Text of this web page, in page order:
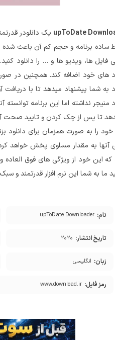
upToDate یک دانلودر
ساده برنامه و حجم کم آن باعث شده تا
فایل ها، ویدیو ها و … را دانلود
های خود اضافه کند. همچنین در
به شما پیشنهاد میدهد تا با دریافت
منیجر نداشته اما این برنامه
تا پس از چک کردن و تایید صحت آن
آنها به مقدار مساوی پخش خواهد
که این خود از ویژگی های فوق
ما به شما این نرم افزار قدرتمند و سبک
نام: upToDate Downloader
تاریخ انتشار: ۲۰۲۰
زبان: انگلیسی
رمز فایل: www.download.ir